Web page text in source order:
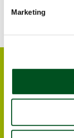
Marketing